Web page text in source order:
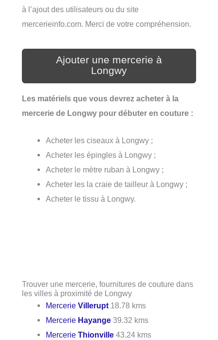
à l’ajout des utilisateurs ou du site
mercerieinfo.com. Merci de votre compréhension.
Ajouter une mercerie à
Longwy
Les matériels que vous devrez acheter à la
mercerie de Longwy pour débuter en couture :
Acheter les ciseaux à Longwy ;
Acheter les épingles à Longwy ;
Acheter le mètre ruban à Longwy ;
Acheter les la craie de tailleur à Longwy ;
Acheter le tissu à Longwy.
Trouver une mercerie, fournitures de couture dans
les villes à proximité de Longwy
MercerieVillerupt 18.78 kms
Mercerie Hayange 39.32 kms
MercerieThionville 43.24 kms